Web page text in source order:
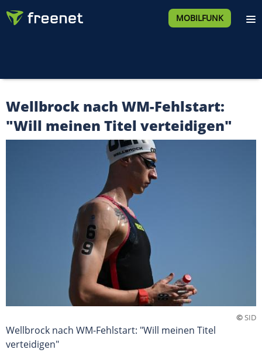
MOBILFUNK
Wellbrock nach WM-Fehlstart:
"Will meinen Titel verteidigen"
©SID
Wellbrock nach WM-Fehlstart: "Will meinen Titel
verteidigen"